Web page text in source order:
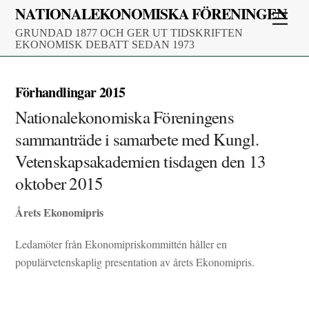
Skip
content
NATIONALEKONOMISKA FÖRENINGEN
GRUNDAD 1877 OCH GER UT TIDSKRIFTEN
EKONOMISK DEBATT SEDAN 1973
Förhandlingar 2015
Nationalekonomiska Föreningens
sammanträde i samarbete med Kungl.
Vetenskapsakademien tisdagen den 13
oktober 2015
Årets Ekonomipris
Ledamöter från Ekonomipriskommittén håller en
populärvetenskaplig presentation av årets Ekonomipris.